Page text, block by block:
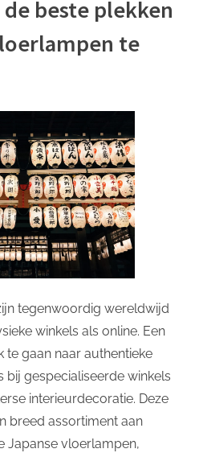
beste plekken
te
tegenwoordig wereldwijd
winkels als online. Een
gaan naar authentieke
bij gespecialiseerde winkels
interieurdecoratie. Deze
breed assortiment aan
Japanse vloerlampen,